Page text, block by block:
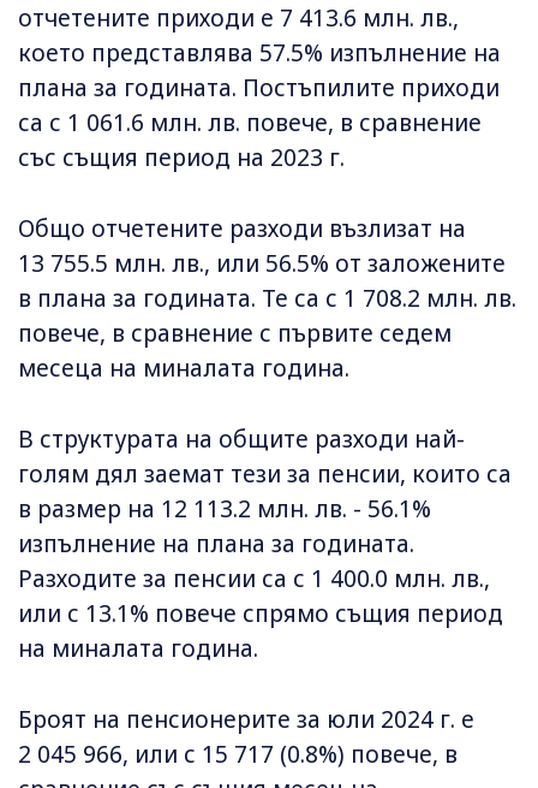
отчетените приходи е 7 413.6 млн. лв.,
което представлява 57.5% изпълнение на
плана за годината. Постъпилите приходи
са с 1 061.6 млн. лв. повече, в сравнение
със същия период на 2023 г.
Общо отчетените разходи възлизат на
13 755.5 млн. лв., или 56.5% от заложените
в плана за годината. Те са с 1 708.2 млн. лв.
повече, в сравнение с първите седем
месеца на миналата година.
В структурата на общите разходи най-
голям дял заемат тези за пенсии, които са
в размер на 12 113.2 млн. лв. - 56.1%
изпълнение на плана за годината.
Разходите за пенсии са с 1 400.0 млн. лв.,
или с 13.1% повече спрямо същия период
на миналата година.
Броят на пенсионерите за юли 2024 г. е
2 045 966, или с 15 717 (0.8%) повече, в